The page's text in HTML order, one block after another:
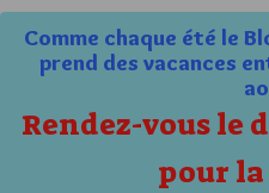
Comme chaque été le
prend des vacances
Rendez-vous le
pour